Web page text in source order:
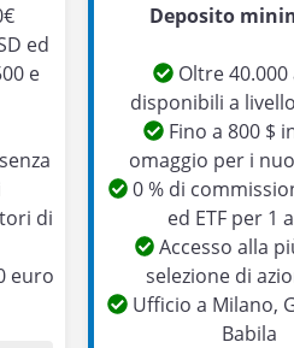
ed
e
di
euro
Deposito
Oltre 40.000
disponibili a
Fino a 800 $
omaggio per i
0 % di
ed ETF per 1
Accesso alla
selezione di
Ufficio a Milano,
Babila